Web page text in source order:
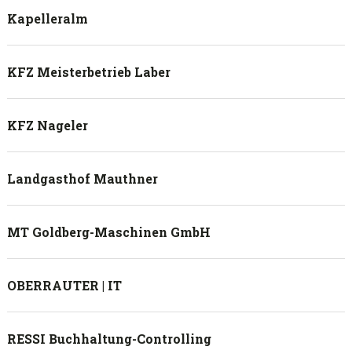
Kapelleralm
KFZ Meisterbetrieb Laber
KFZ Nageler
Landgasthof Mauthner
MT Goldberg-Maschinen GmbH
OBERRAUTER | IT
RESSI Buchhaltung-Controlling